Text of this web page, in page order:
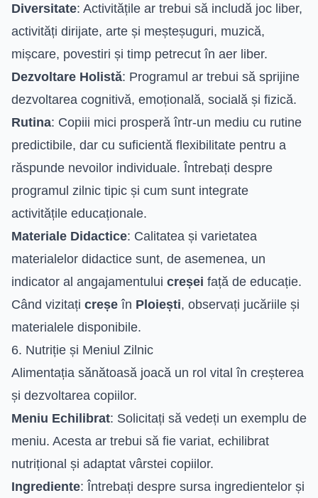
Diversitate: Activitățile ar trebui să includă joc liber,
activități dirijate, arte și meșteșuguri, muzică,
mișcare, povestiri și timp petrecut în aer liber.
Dezvoltare Holistă: Programul ar trebui să sprijine
dezvoltarea cognitivă, emoțională, socială și fizică.
Rutina: Copiii mici prosperă într-un mediu cu rutine
predictibile, dar cu suficientă flexibilitate pentru a
răspunde nevoilor individuale. Întrebați despre
programul zilnic tipic și cum sunt integrate
activitățile educaționale.
Materiale Didactice: Calitatea și varietatea
materialelor didactice sunt, de asemenea, un
indicator al angajamentului creșei față de educație.
Când vizitați creșe în Ploiești, observați jucăriile și
materialele disponibile.
6. Nutriție și Meniul Zilnic
Alimentația sănătoasă joacă un rol vital în creșterea
și dezvoltarea copiilor.
Meniu Echilibrat: Solicitați să vedeți un exemplu de
meniu. Acesta ar trebui să fie variat, echilibrat
nutrițional și adaptat vârstei copiilor.
Ingrediente: Întrebați despre sursa ingredientelor și